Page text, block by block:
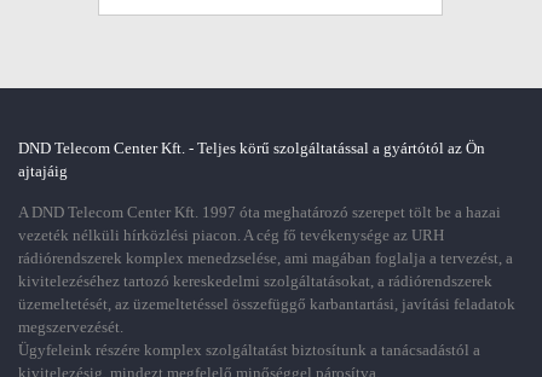
DND Telecom Center Kft. - Teljes körű szolgáltatással a gyártótól az Ön
ajtajáig
A DND Telecom Center Kft. 1997 óta meghatározó szerepet tölt be a hazai
vezeték nélküli hírközlési piacon. A cég fő tevékenysége az URH
rádiórendszerek komplex menedzselése, ami magában foglalja a tervezést, a
kivitelezéséhez tartozó kereskedelmi szolgáltatásokat, a rádiórendszerek
üzemeltetését, az üzemeltetéssel összefüggő karbantartási, javítási feladatok
megszervezését.
Ügyfeleink részére komplex szolgáltatást biztosítunk a tanácsadástól a
kivitelezésig, mindezt megfelelő minőséggel párosítva.